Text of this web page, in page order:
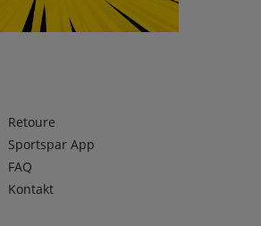
Retoure
Sportspar App
FAQ
Kontakt